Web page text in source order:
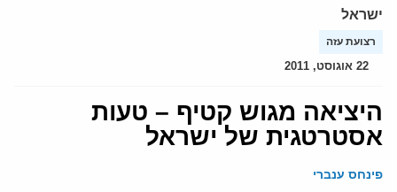
ישראל
רצועת עזה
22 אוגוסט, 2011
היציאה מגוש קטיף – טעות
אסטרטגית של ישראל
פינחס ענברי